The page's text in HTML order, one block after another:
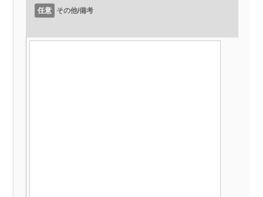
任意 その他/備考